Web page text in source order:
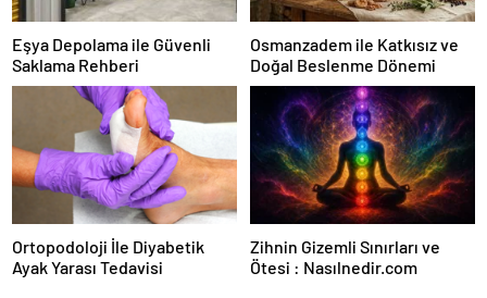
Eşya Depolama ile Güvenli
Saklama Rehberi
Osmanzadem ile Katkısız ve
Doğal Beslenme Dönemi
Ortopodoloji İle Diyabetik
Ayak Yarası Tedavisi
Zihnin Gizemli Sınırları ve
Ötesi : Nasılnedir.com